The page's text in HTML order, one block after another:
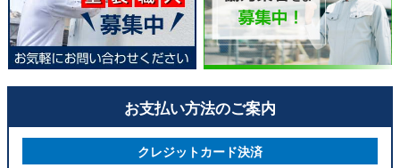
お支払い方法のご案内
クレジットカード決済